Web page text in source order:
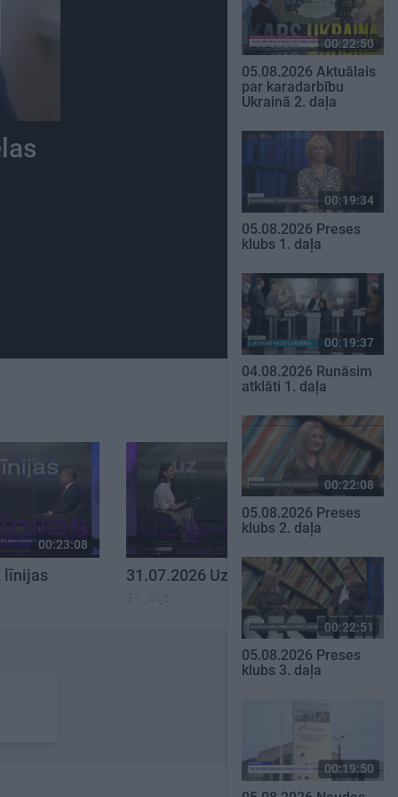
00:23:08
līnijas 31.07.2026 Uz līnijas
31. jūlijs
00:22:50
05.08.2026 Aktuālais
par karadarbību
Ukrainā 2. daļa
00:19:34
05.08.2026 Preses
klubs 1. daļa
00:19:37
04.08.2026 Runāsim
atklāti 1. daļa
00:22:08
05.08.2026 Preses
klubs 2. daļa
00:22:51
05.08.2026 Preses
klubs 3. daļa
00:19:50